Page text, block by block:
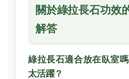
關於綠拉長石功效
解答
綠拉長石適合放在臥室
太活躍？